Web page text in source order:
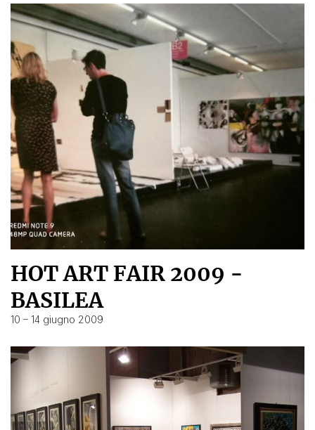
HOT ART FAIR 2009 -
BASILEA
10 – 14 giugno 2009